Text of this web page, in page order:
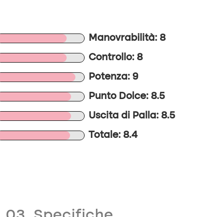
Manovrabilità: 8
Controllo: 8
Potenza: 9
Punto Dolce: 8.5
Uscita di Palla: 8.5
Totale: 8.4